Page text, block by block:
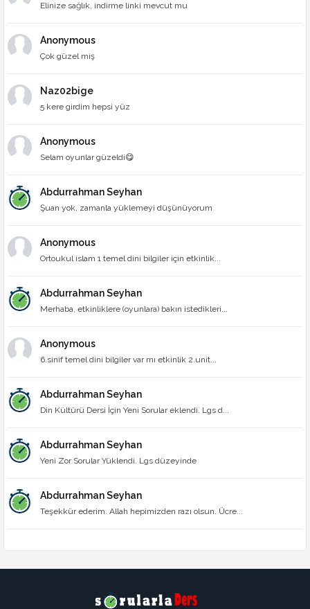
Elinize sağlık, indirme linki mevcut mu
Anonymous
Çok güzel miş
Naz02bige
5 kere girdim hepsi yüz
Anonymous
Selam oyunlar güzeldi😋
Abdurrahman Seyhan
Şuan yok, zamanla yüklemeyi düşünüyorum
Anonymous
Ortoukul islam 1 temel dini bilgiler için etkinlik...
Abdurrahman Seyhan
Merhaba, etkinliklere (oyunlara) bakın istedikleri...
Anonymous
6.sinif temel dini bilgiler var mı etkinlik 2.unit...
Abdurrahman Seyhan
Din Kültürü Dersi İçin Yeni Sorular eklendi. Lgs d...
Abdurrahman Seyhan
Yeni Zor Sorular Yüklendi. Lgs düzeyinde
Abdurrahman Seyhan
Teşekkür ederim. Allah hepimizden razı olsun. Ücre...